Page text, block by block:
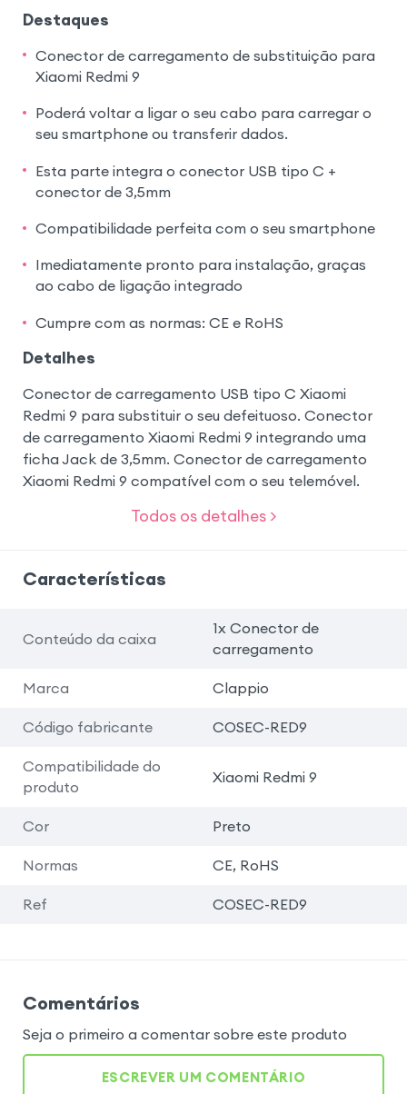
Destaques
Conector de carregamento de substituição para
Xiaomi Redmi 9
Poderá voltar a ligar o seu cabo para carregar o
seu smartphone ou transferir dados.
Esta parte integra o conector USB tipo C +
conector de 3,5mm
Compatibilidade perfeita com o seu smartphone
Imediatamente pronto para instalação, graças
ao cabo de ligação integrado
Cumpre com as normas: CE e RoHS
Detalhes
Conector de carregamento USB tipo C Xiaomi
Redmi 9 para substituir o seu defeituoso. Conector
de carregamento Xiaomi Redmi 9 integrando uma
ficha Jack de 3,5mm. Conector de carregamento
Xiaomi Redmi 9 compatível com o seu telemóvel.
Todos os detalhes >
Características
Conteúdo da caixa
1x Conector de
carregamento
Marca Clappio
Código fabricante COSEC-RED9
Compatibilidade do
produto
Xiaomi Redmi 9
Cor Preto
Normas CE, RoHS
Ref COSEC-RED9
Comentários
Seja o primeiro a comentar sobre este produto
ESCREVER UM COMENTÁRIO